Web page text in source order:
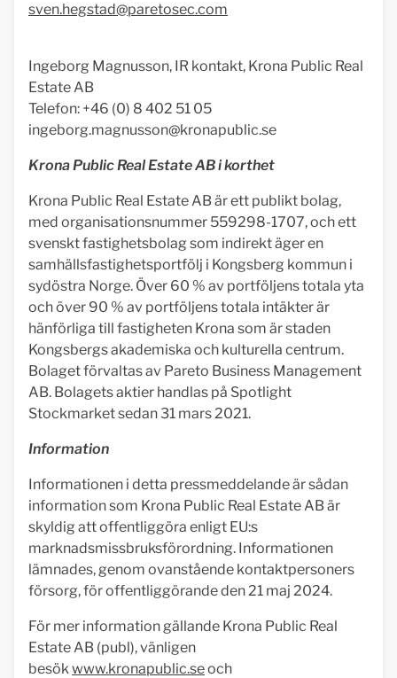
sven.hegstad@paretosec.com
Ingeborg Magnusson, IR kontakt, Krona Public Real
Estate AB
Telefon: +46 (0) 8 402 51 05
ingeborg.magnusson@kronapublic.se
Krona Public Real Estate AB i korthet
Krona Public Real Estate AB är ett publikt bolag,
med organisationsnummer 559298-1707, och ett
svenskt fastighetsbolag som indirekt äger en
samhällsfastighetsportfölj i Kongsberg kommun i
sydöstra Norge. Över 60 % av portföljens totala yta
och över 90 % av portföljens totala intäkter är
hänförliga till fastigheten Krona som är staden
Kongsbergs akademiska och kulturella centrum.
Bolaget förvaltas av Pareto Business Management
AB. Bolagets aktier handlas på Spotlight
Stockmarket sedan 31 mars 2021.
Information
Informationen i detta pressmeddelande är sådan
information som Krona Public Real Estate AB är
skyldig att offentliggöra enligt EU:s
marknadsmissbruksförordning. Informationen
lämnades, genom ovanstående kontaktpersoners
försorg, för offentliggörande den 21 maj 2024.
För mer information gällande Krona Public Real
Estate AB (publ), vänligen
besökwww.kronapublic.seoch